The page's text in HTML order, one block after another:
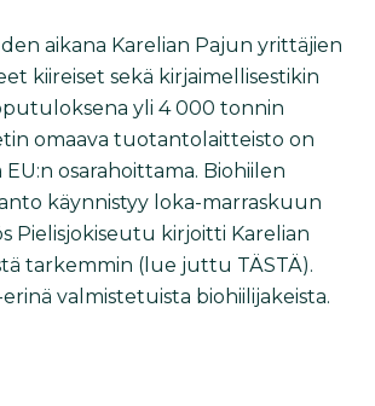
aikana Karelian Pajun yrittäjien
kiireiset sekä kirjaimellisestikin
yli 4 000 tonnin
omaava tuotantolaitteisto on
EU:n osarahoittama. Biohiilen
käynnistyy loka-marraskuun
Pielisjokiseutu kirjoitti Karelian
tarkemmin (lue juttu TÄSTÄ).
valmistetuista biohiilijakeista.